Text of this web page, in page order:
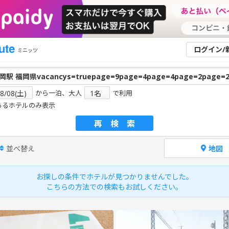
ミニッツ ログイン/
から一泊、大人
で利用
るホテルのみ表示
再検索
並べ替え 地図
お探しの条件でホテルが見つかりませんでした。
こちらの方法での検索もお試しください。